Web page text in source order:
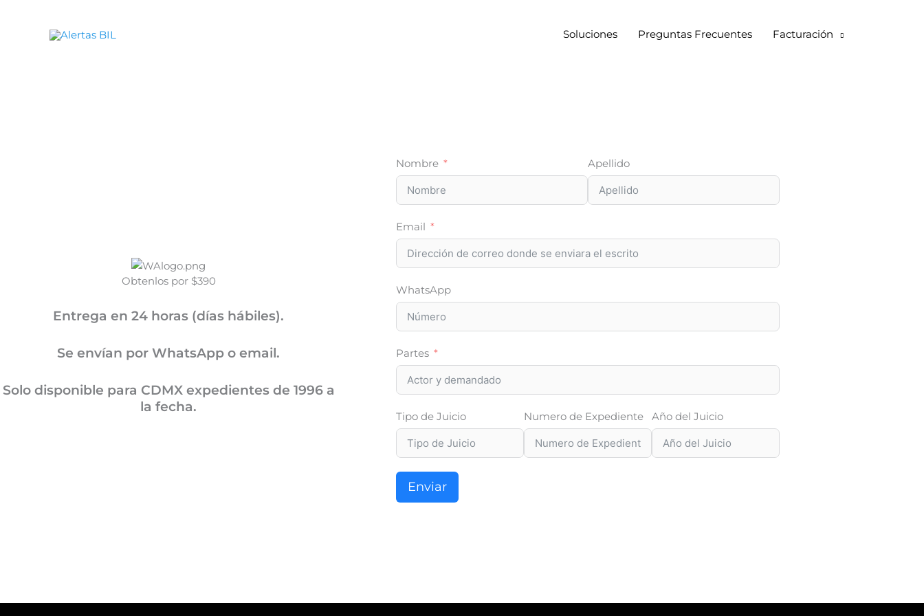
contenido
Soluciones Preguntas Frecuentes Facturación
Obtenlos por $390
Entrega en 24 horas (días hábiles).
Se envían por WhatsApp o email.
Solo disponible para CDMX expedientes de 1996 a
la fecha.
Nombre Apellido
Email
WhatsApp
Partes
Tipo de Juicio Numero de Expediente Año del Juicio
Enviar